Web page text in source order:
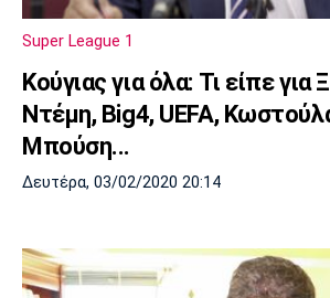
Ίντερ Μίλαν
Ντόρτμουντ
Ζερμέν
Super League 1
Kούγιας για όλα: Τι είπε
Ντέμη, Big4, UEFA,
Μπούση...
Δευτέρα, 03/02/2020 20:14